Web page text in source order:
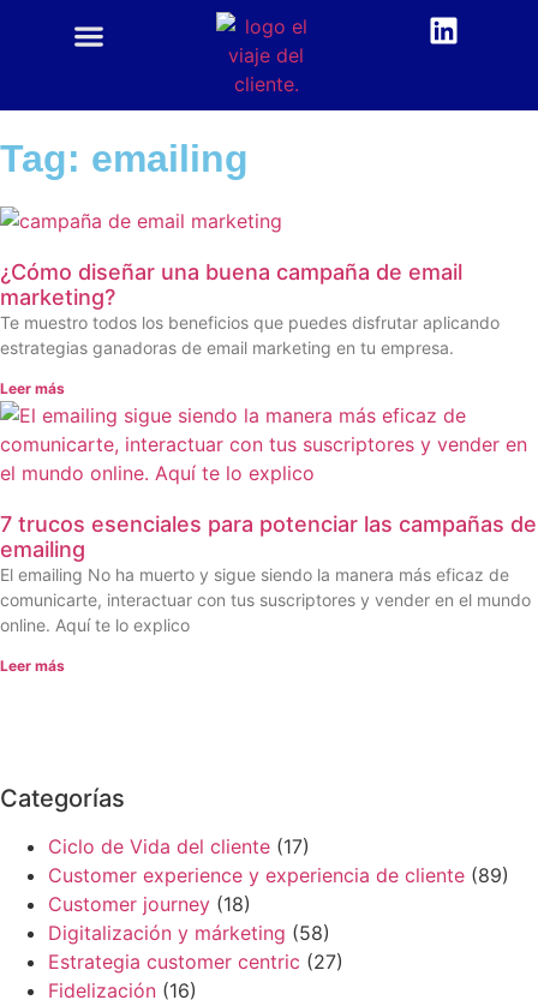
Tag: emailing
¿Cómo diseñar una buena campaña de email
marketing?
Te muestro todos los beneficios que puedes disfrutar aplicando
estrategias ganadoras de email marketing en tu empresa.
Leer más
7 trucos esenciales para potenciar las campañas de
emailing
El emailing No ha muerto y sigue siendo la manera más eficaz de
comunicarte, interactuar con tus suscriptores y vender en el mundo
online. Aquí te lo explico
Leer más
Categorías
Ciclo de Vida del cliente (17)
Customer experience y experiencia de cliente (89)
Customer journey (18)
Digitalización y márketing (58)
Estrategia customer centric (27)
Fidelización (16)